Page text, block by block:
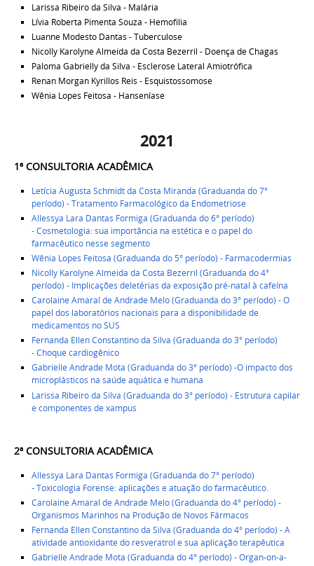
Larissa Ribeiro da Silva - Malária
Lívia Roberta Pimenta Souza - Hemofilia
Luanne Modesto Dantas - Tuberculose
Nicolly Karolyne Almeida da Costa Bezerril - Doença de Chagas
Paloma Gabrielly da Silva - Esclerose Lateral Amiotrófica
Renan Morgan Kyrillos Reis - Esquistossomose
Wênia Lopes Feitosa - Hanseníase
2021
1ª CONSULTORIA ACADÊMICA ​
Letícia Augusta Schmidt da Costa Miranda (Graduanda do 7°
período) - Tratamento Farmacológico da Endometriose
Allessya Lara Dantas Formiga (Graduanda do 6° período)
- Cosmetologia: sua importância na estética e o papel do
farmacêutico nesse segmento
Wênia Lopes Feitosa (Graduanda do 5° período) - Farmacodermias
Nicolly Karolyne Almeida da Costa Bezerril (Graduanda do 4°
período) - Implicações deletérias da exposição pré-natal à cafeína
Carolaine Amaral de Andrade Melo (Graduanda do 3° período) - O
papel dos laboratórios nacionais para a disponibilidade de
medicamentos no SUS
Fernanda Ellen Constantino da Silva (Graduanda do 3° período)
- Choque cardiogênico
Gabrielle Andrade Mota (Graduanda do 3° período) -O impacto dos
microplásticos na saúde aquática e humana
Larissa Ribeiro da Silva (Graduanda do 3° período) - Estrutura capilar
e componentes de xampus
2ª CONSULTORIA ACADÊMICA ​
Allessya Lara Dantas Formiga (Graduanda do 7° período)
- Toxicologia Forense: aplicações e atuação do farmacêutico.
Carolaine Amaral de Andrade Melo (Graduanda do 4° período) -
Organismos Marinhos na Produção de Novos Fármacos
Fernanda Ellen Constantino da Silva (Graduanda do 4° período) - A
atividade antioxidante do resveratrol e sua aplicação terapêutica
Gabrielle Andrade Mota (Graduanda do 4° período) - Organ-on-a-